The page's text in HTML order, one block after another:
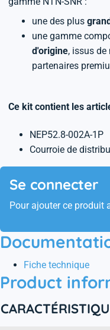
une des plus
une gamme
d'origine, issus
partenaires
Ce kit contient les
NEP52.8-002A-1P
Courroie de
Se connecter
Pour ajouter ce produit
Fiche technique
Product